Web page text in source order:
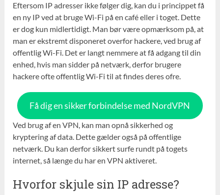
Eftersom IP adresser ikke følger dig, kan du i princippet få
en ny IP ved at bruge Wi-Fi på en café eller i toget. Dette
er dog kun midlertidigt. Man bør være opmærksom på, at
man er ekstremt disponeret overfor hackere, ved brug af
offentlig Wi-Fi. Det er langt nemmere at få adgang til din
enhed, hvis man sidder på netværk, derfor brugere
hackere ofte offentlig Wi-Fi til at findes deres ofre.
Få dig en sikker forbindelse med NordVPN
Ved brug af en VPN, kan man opnå sikkerhed og
kryptering af data. Dette gælder også på offentlige
netværk. Du kan derfor sikkert surfe rundt på togets
internet, så længe du har en VPN aktiveret.
Hvorfor skjule sin IP adresse?